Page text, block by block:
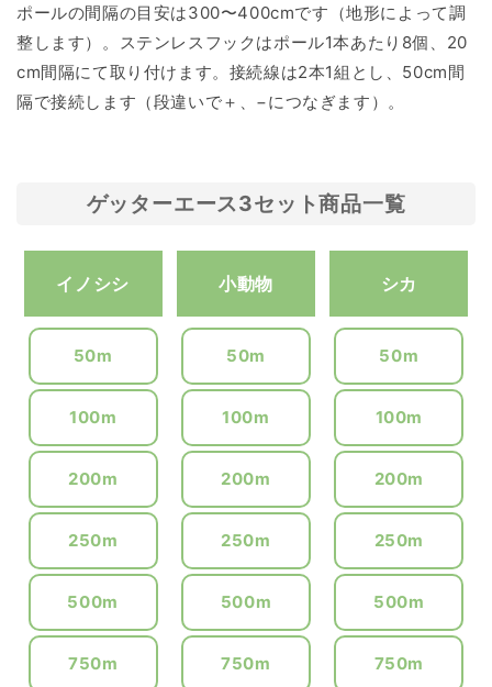
ポールの間隔の目安は300〜400cmです（地形によって調
整します）。ステンレスフックはポール1本あたり8個、20
cm間隔にて取り付けます。接続線は2本1組とし、50cm間
隔で接続します（段違いで＋、−につなぎます）。
ゲッターエース3セット商品一覧
イノシシ
50m
100m
200m
250m
500m
750m
小動物
50m
100m
200m
250m
500m
750m
シカ
50m
100m
200m
250m
500m
750m